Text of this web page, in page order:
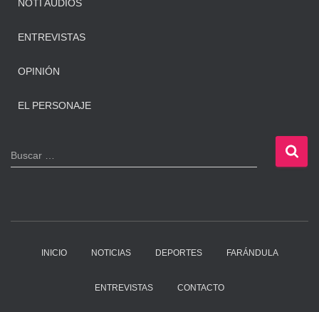
NOTI AUDIOS
ENTREVISTAS
OPINIÓN
EL PERSONAJE
B
u
Buscar …
INICIO NOTICIAS DEPORTES FARÁNDULA
ENTREVISTAS CONTACTO